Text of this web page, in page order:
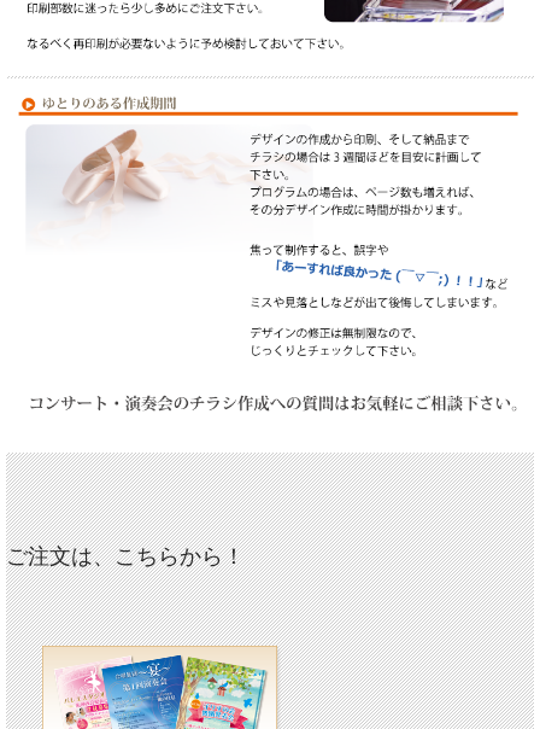
ご注文は、こちらから！